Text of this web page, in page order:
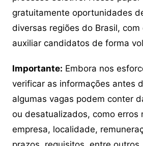
gratuitamente oportunidades
diversas regiões do Brasil,
auxiliar candidatos de forma
Importante: Embora nos
verificar as informações antes
algumas vagas podem conter
ou desatualizados, como erros
empresa, localidade,